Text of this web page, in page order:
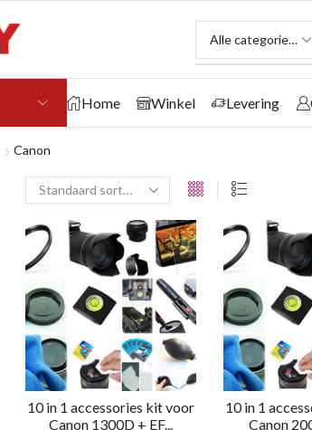
Home Winkel Levering
Canon
10 in 1 accessories kit voor
Canon 1300D + EF...
10 in 1
Canon